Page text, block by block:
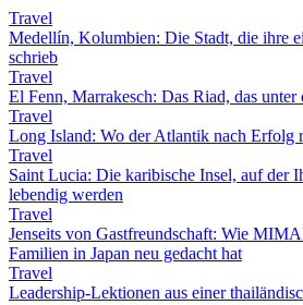
Travel
Medellín, Kolumbien: Die Stadt, die ihre
schrieb
Travel
El Fenn, Marrakesch: Das Riad, das unter
Travel
Long Island: Wo der Atlantik nach Erfolg
Travel
Saint Lucia: Die karibische Insel, auf der
lebendig werden
Travel
Jenseits von Gastfreundschaft: Wie
Familien in Japan neu gedacht hat
Travel
Leadership-Lektionen aus einer